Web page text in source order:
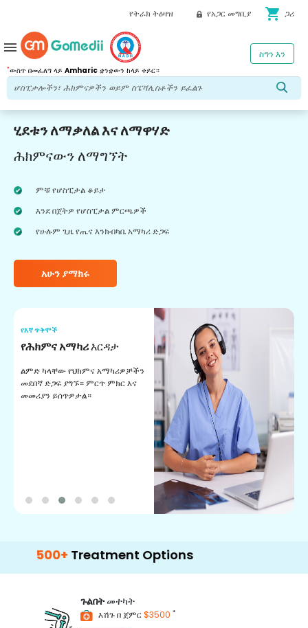
የትራክ ትዕዛዝ የአጋር መግቢያ shopping_cart ጋሪ
*ውስጥ በመፈለግ ላይ Amharic ቋንቋውን ከላይ ቀይር።
ስግን እን
menu
ሂደቱን ለማቃለል እና ለማዋሃድ
ሕክምናውን ለማግኘት
ምቹ የሆስፒታል ቆይታ
እንደ በጀትዎ የሆስፒታል ምርጫዎች
የሁሉም ጊዜ የጤና እንክብካቤ አማካሪ ድጋፍ
አሁን ያማክሩ
የእኛ ጥቅሞች
የሕክምና አማካሪእርዳታ
ልምድ ካላቸው የህክምና አማካሪዎቻችን
መደበኛ ድጋፍ ያግኙ። ምርጥ ምክር እና
መመሪያን ይሰጥዎታል።
Treatment Options
ጉልበትመተካት
እሽጉ በ ጀምር$3500 *